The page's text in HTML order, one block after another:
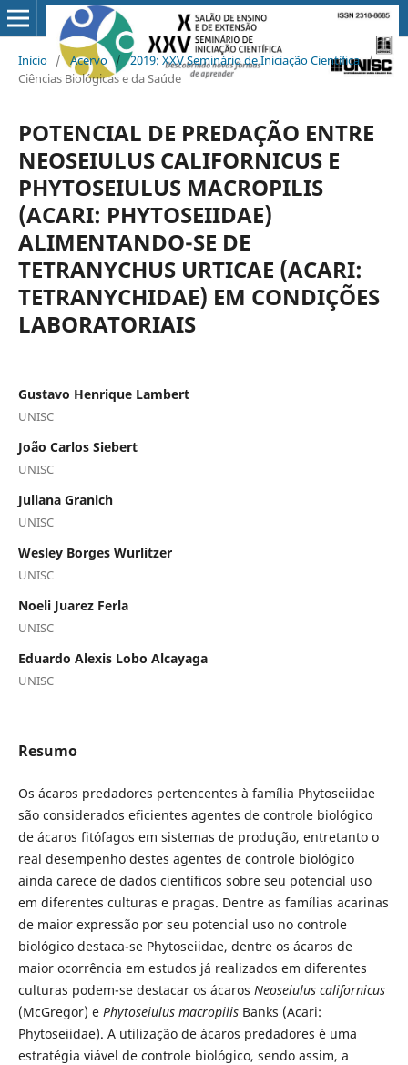
Início / Acervo / 2019: XXV Seminário de Iniciação Científica /
Ciências Biológicas e da Saúde
POTENCIAL DE PREDAÇÃO ENTRE
NEOSEIULUS CALIFORNICUS E
PHYTOSEIULUS MACROPILIS
(ACARI: PHYTOSEIIDAE)
ALIMENTANDO-SE DE
TETRANYCHUS URTICAE (ACARI:
TETRANYCHIDAE) EM CONDIÇÕES
LABORATORIAIS
Gustavo Henrique Lambert
UNISC
João Carlos Siebert
UNISC
Juliana Granich
UNISC
Wesley Borges Wurlitzer
UNISC
Noeli Juarez Ferla
UNISC
Eduardo Alexis Lobo Alcayaga
UNISC
Resumo
Os ácaros predadores pertencentes à família Phytoseiidae
são considerados eficientes agentes de controle biológico
de ácaros fitófagos em sistemas de produção, entretanto o
real desempenho destes agentes de controle biológico
ainda carece de dados científicos sobre seu potencial uso
em diferentes culturas e pragas. Dentre as famílias acarinas
de maior expressão por seu potencial uso no controle
biológico destaca-se Phytoseiidae, dentre os ácaros de
maior ocorrência em estudos já realizados em diferentes
culturas podem-se destacar os ácaros Neoseiulus californicus
(McGregor) e Phytoseiulus macropilis Banks (Acari:
Phytoseiidae). A utilização de ácaros predadores é uma
estratégia viável de controle biológico, sendo assim, a